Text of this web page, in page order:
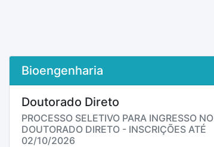
Bioengenharia
Doutorado Direto
PROCESSO SELETIVO PARA INGRESSO NO
DOUTORADO DIRETO - INSCRIÇÕES ATÉ
02/10/2026